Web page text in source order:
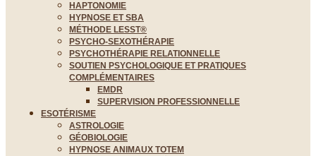
HAPTONOMIE
HYPNOSE ET SBA
MÉTHODE LESST®
PSYCHO-SEXOTHÉRAPIE
PSYCHOTHÉRAPIE RELATIONNELLE
SOUTIEN PSYCHOLOGIQUE ET PRATIQUES
COMPLÉMENTAIRES
EMDR
SUPERVISION PROFESSIONNELLE
ESOTÉRISME
ASTROLOGIE
GÉOBIOLOGIE
HYPNOSE ANIMAUX TOTEM